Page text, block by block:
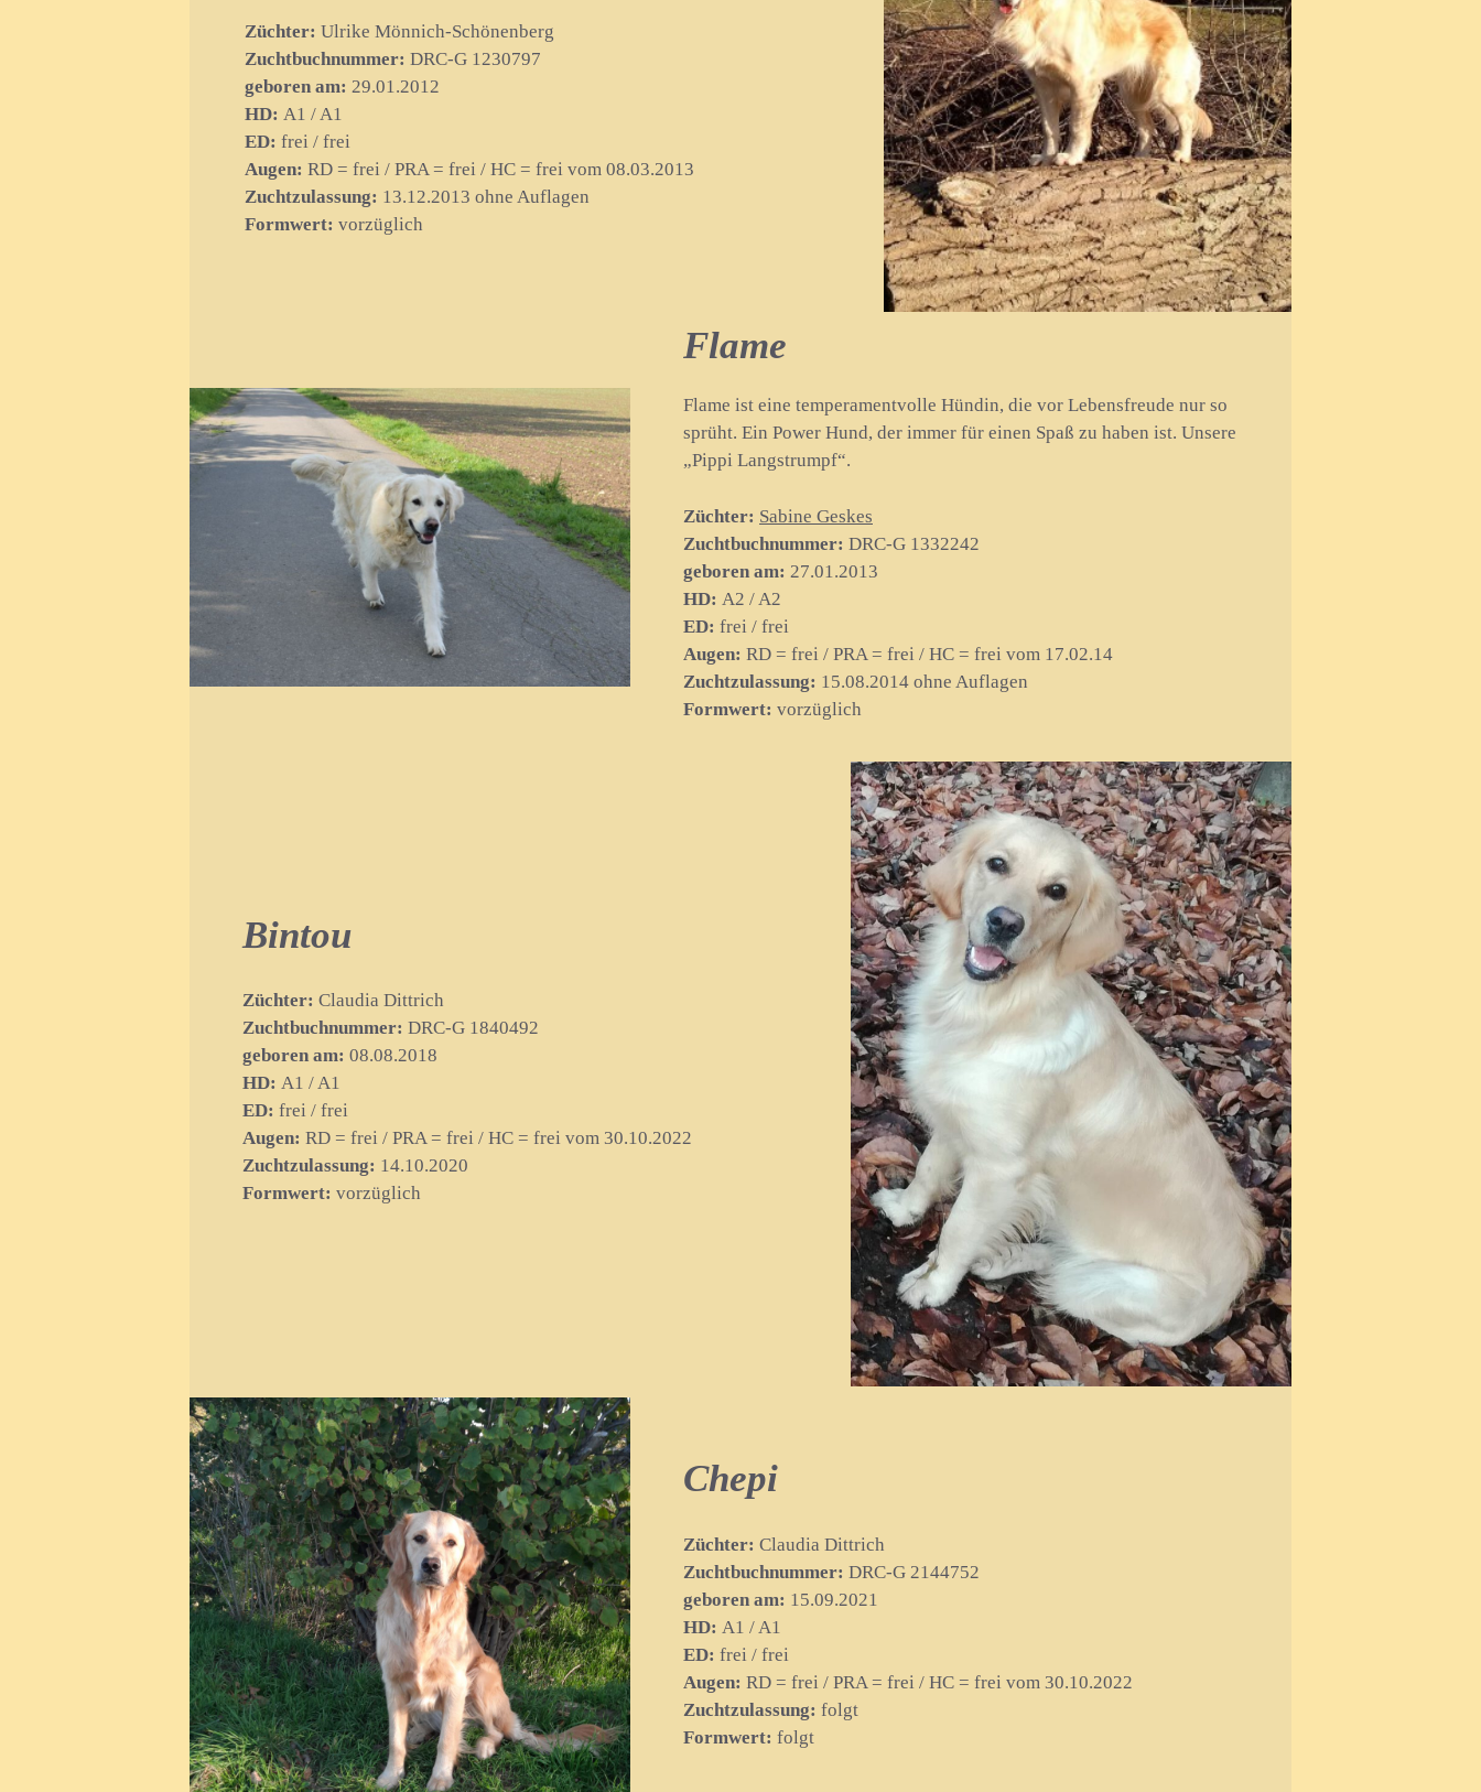
Züchter: Ulrike Mönnich-Schönenberg
Zuchtbuchnummer: DRC-G 1230797
geboren am: 29.01.2012
HD: A1 / A1
ED: frei / frei
Augen: RD = frei / PRA = frei / HC = frei vom 08.03.2013
Zuchtzulassung: 13.12.2013 ohne Auflagen
Formwert: vorzüglich
Flame
Flame ist eine temperamentvolle Hündin, die vor Lebensfreude nur so
sprüht. Ein Power Hund, der immer für einen Spaß zu haben ist. Unsere
„Pippi Langstrumpf“.
Züchter: Sabine Geskes
Zuchtbuchnummer: DRC-G 1332242
geboren am: 27.01.2013
HD: A2 / A2
ED: frei / frei
Augen: RD = frei / PRA = frei / HC = frei vom 17.02.14
Zuchtzulassung: 15.08.2014 ohne Auflagen
Formwert: vorzüglich
Bintou
Züchter: Claudia Dittrich
Zuchtbuchnummer: DRC-G 1840492
geboren am: 08.08.2018
HD: A1 / A1
ED: frei / frei
Augen: RD = frei / PRA = frei / HC = frei vom 30.10.2022
Zuchtzulassung: 14.10.2020
Formwert: vorzüglich
Chepi
Züchter: Claudia Dittrich
Zuchtbuchnummer: DRC-G 2144752
geboren am: 15.09.2021
HD: A1 / A1
ED: frei / frei
Augen: RD = frei / PRA = frei / HC = frei vom 30.10.2022
Zuchtzulassung: folgt
Formwert: folgt